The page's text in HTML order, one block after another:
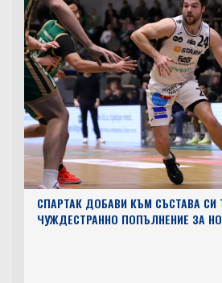
СПАРТАК ДОБАВИ КЪМ СЪСТАВА СИ
ЧУЖДЕСТРАННО ПОПЪЛНЕНИЕ ЗА